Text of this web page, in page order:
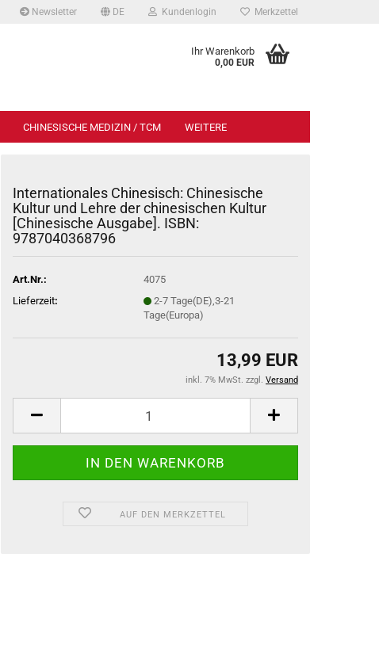
Newsletter DE Kundenlogin Merkzettel
Ihr Warenkorb
0,00 EUR
CHINESISCHE MEDIZIN / TCM WEITERE
Internationales Chinesisch: Chinesische
Kultur und Lehre der chinesischen Kultur
[Chinesische Ausgabe]. ISBN:
9787040368796
Art.Nr.:
4075
Lieferzeit:
2-7 Tage(DE),3-21
Tage(Europa)
13,99 EUR
inkl. 7% MwSt. zzgl. Versand
AUF DEN MERKZETTEL